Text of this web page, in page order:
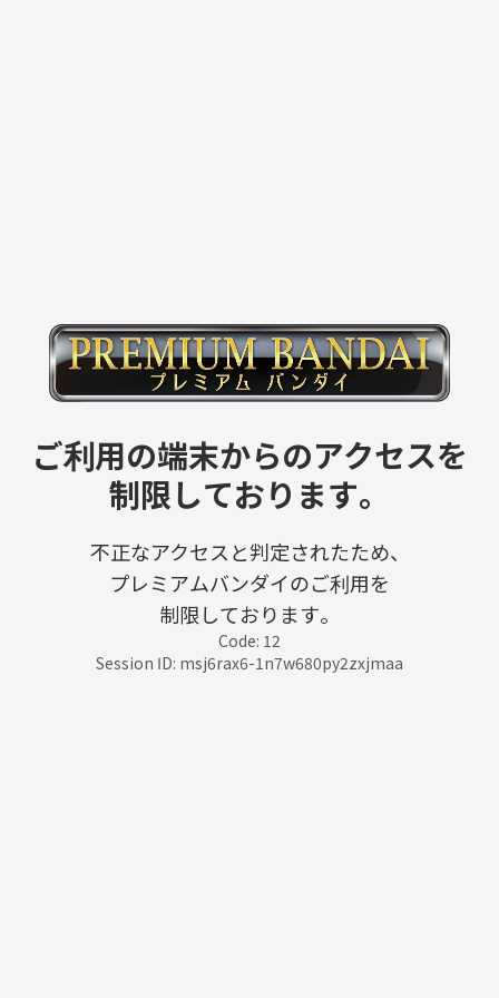
ご利用の端末からのアクセスを
制限しております。
不正なアクセスと判定されたため、
プレミアムバンダイのご利用を
制限しております。
Code: 12
Session ID: msj6rax6-1n7w680py2zxjmaa9